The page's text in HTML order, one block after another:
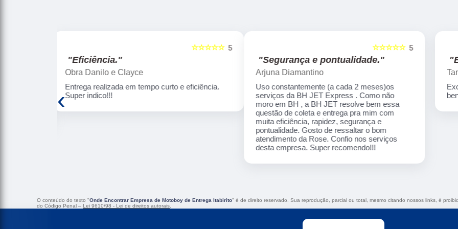
5
☆☆☆☆☆
"Segurança e pontualidade."
Arjuna Diamantino
Uso constantemente (a cada 2 meses)os
serviços da BH JET Express . Como não
questão de coleta e entrega pra mim com
☆☆☆☆☆
"Excelente atendimendo."
Tamyris Garcia
Excelente atendimendo,ágil e ótimo custo
benefício!!!
‹
O conteúdo do texto "Onde Encontrar Empresa de Motoboy de Entrega Itabirito" é de direito reservado. Sua reprodução, parcial ou total, mesmo citando nossos links, é
do Código Penal – Lei 9610/98 - Lei de direitos autorais